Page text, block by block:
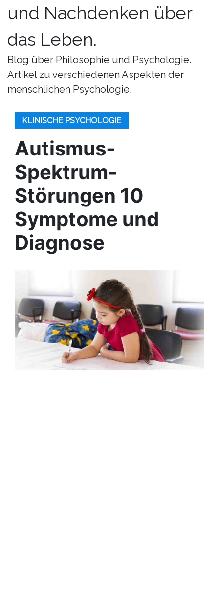
und Nachdenken über
das Leben.
Blog über Philosophie und Psychologie.
Artikel zu verschiedenen Aspekten der
menschlichen Psychologie.
KLINISCHE PSYCHOLOGIE
Autismus-
Spektrum-
Störungen 10
Symptome und
Diagnose